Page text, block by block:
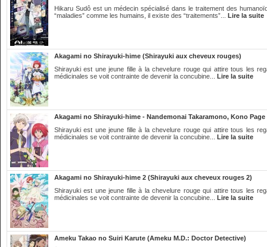
Hikaru Sudô est un médecin spécialisé dans le traitement des
“maladies” comme les humains, il existe des “traitements”... Lire la suite
Akagami no Shirayuki-hime (Shirayuki aux cheveux rouges)
Shirayuki est une jeune fille à la chevelure rouge qui attire tous les
médicinales se voit contrainte de devenir la concubine... Lire la suite
Akagami no Shirayuki-hime - Nandemonai Takaramono, Kono Page
Shirayuki est une jeune fille à la chevelure rouge qui attire tous les
médicinales se voit contrainte de devenir la concubine... Lire la suite
Akagami no Shirayuki-hime 2 (Shirayuki aux cheveux rouges 2)
Shirayuki est une jeune fille à la chevelure rouge qui attire tous les
médicinales se voit contrainte de devenir la concubine... Lire la suite
Ameku Takao no Suiri Karute (Ameku M.D.: Doctor Detective)